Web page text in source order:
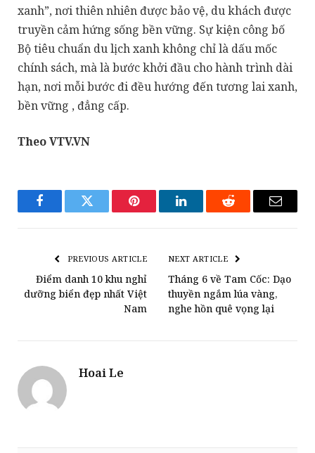
xanh”, nơi thiên nhiên được bảo vệ, du khách được
truyền cảm hứng sống bền vững. Sự kiện công bố
Bộ tiêu chuẩn du lịch xanh không chỉ là dấu mốc
chính sách, mà là bước khởi đầu cho hành trình dài
hạn, nơi mỗi bước đi đều hướng đến tương lai xanh,
bền vững , đẳng cấp.
Theo VTV.VN
FacebookTwitter Pinterest LinkedInReddit Email
PREVIOUS ARTICLE
Điểm danh 10 khu nghỉ
dưỡng biển đẹp nhất Việt
Nam
NEXT ARTICLE
Tháng 6 về Tam Cốc: Dạo
thuyền ngắm lúa vàng,
nghe hồn quê vọng lại
Hoai Le